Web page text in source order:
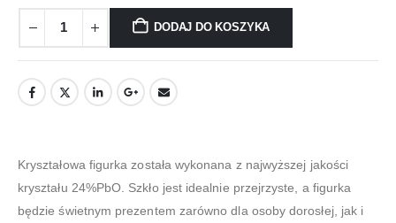
DODAJ DO KOSZYKA
Kryształowa figurka została wykonana z najwyższej jakości
kryształu 24%PbO. Szkło jest idealnie przejrzyste, a figurka
będzie świetnym prezentem zarówno dla osoby dorosłej, jak i